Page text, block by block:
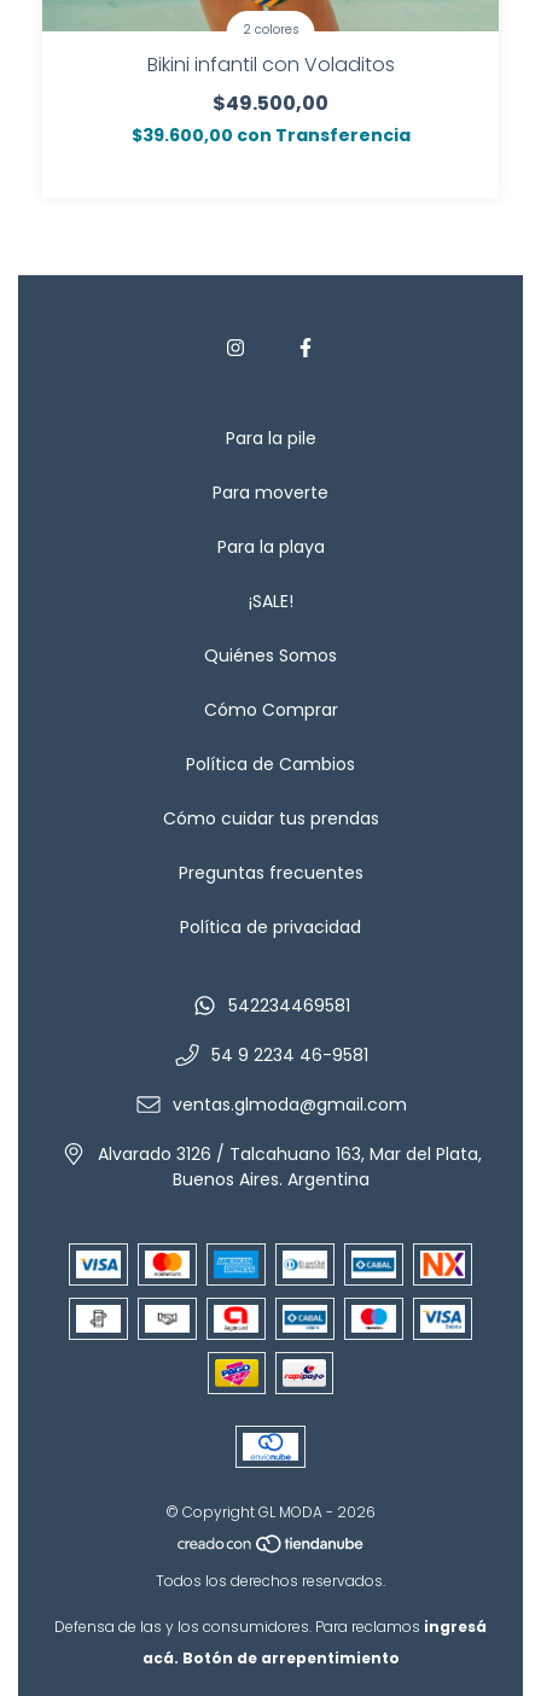
2 colores
Bikini infantil con Voladitos
$49.500,00
$39.600,00 con Transferencia
Para la pile
Para moverte
Para la playa
¡SALE!
Quiénes Somos
Cómo Comprar
Política de Cambios
Cómo cuidar tus prendas
Preguntas frecuentes
Política de privacidad
542234469581
54 9 2234 46-9581
ventas.glmoda@gmail.com
Alvarado 3126 / Talcahuano 163, Mar del Plata,
Buenos Aires. Argentina
© Copyright GL MODA - 2026
Todos los derechos reservados.
Defensa de las y los consumidores. Para reclamos ingresá
acá. Botón de arrepentimiento